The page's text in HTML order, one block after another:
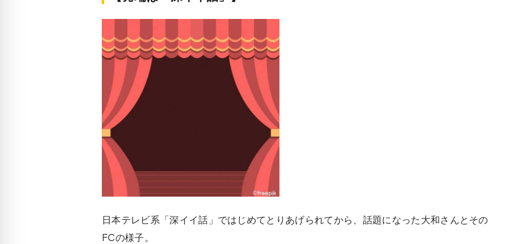
日本テレビ系「深イイ話」ではじめてとりあげられてから、話題になった大和さんとその
FCの様子。